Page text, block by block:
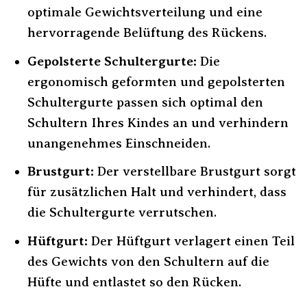
optimale Gewichtsverteilung und eine
hervorragende Belüftung des Rückens.
Gepolsterte Schultergurte: Die
ergonomisch geformten und gepolsterten
Schultergurte passen sich optimal den
Schultern Ihres Kindes an und verhindern
unangenehmes Einschneiden.
Brustgurt: Der verstellbare Brustgurt sorgt
für zusätzlichen Halt und verhindert, dass
die Schultergurte verrutschen.
Hüftgurt: Der Hüftgurt verlagert einen Teil
des Gewichts von den Schultern auf die
Hüfte und entlastet so den Rücken.